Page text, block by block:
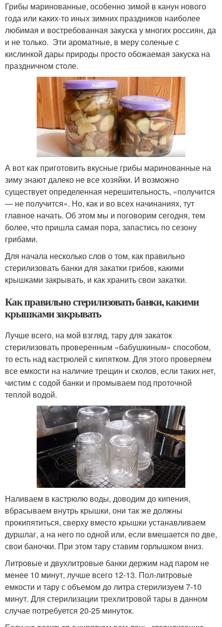
Грибы маринованные, особенно зимой в канун нового
года или каких-то иных зимних праздников наиболее
любимая и востребованная закуска у многих россиян, да
и не только. Эти ароматные, в меру соленые с
кислинкой дары природы просто обожаемая закуска на
праздничном столе.
А вот как приготовить вкусные грибы маринованные на
зиму знают далеко не все хозяйки. И возможно
существует определенная нерешительность, «получится
— не получится». Но, как и во всех начинаниях, тут
главное начать. Об этом мы и поговорим сегодня, тем
более, что пришла самая пора, запастись по сезону
грибами.
Для начала несколько слов о том, как правильно
стерилизовать банки для закатки грибов, какими
крышками закрывать, и как хранить свои закатки.
Как правильно стерилизовать банки, какими
крышками закрывать
Лучше всего, на мой взгляд, тару для закаток
стерилизовать проверенным «бабушкиным» способом,
то есть над кастрюлей с кипятком. Для этого проверяем
все емкости на наличие трещин и сколов, если таких нет,
чистим с содой банки и промываем под проточной
теплой водой.
Наливаем в кастрюлю воды, доводим до кипения,
вбрасываем внутрь крышки, они так же должны
прокипятиться, сверху вместо крышки устанавливаем
дуршлаг, а на него по одной или, если вмешается по две,
свои баночки. При этом тару ставим горлышком вниз.
Литровые и двухлитровые банки держим над паром не
менее 10 минут, лучше всего 12-13. Пол-литровые
емкости и тару с объемом до литра стерилизуем 7-10
минут. Для стерилизации трехлитровой тары в данном
случае потребуется 20-25 минуток.